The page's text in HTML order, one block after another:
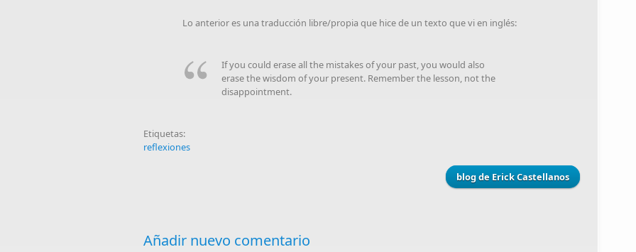
Lo anterior es una traducción libre/propia que hice de un texto que vi en inglés:
If you could erase all the mistakes of your past, you would also
erase the wisdom of your present. Remember the lesson, not the
disappointment.
Etiquetas:
reflexiones
blog de Erick Castellanos
Añadir nuevo comentario